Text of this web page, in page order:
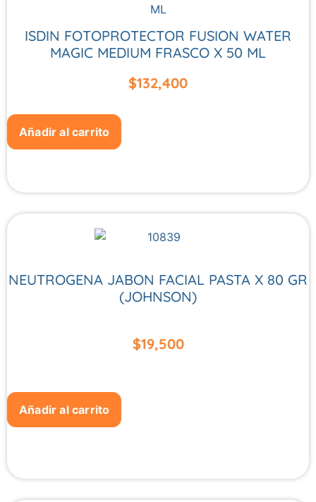
ISDIN FOTOPROTECTOR FUSION WATER
MAGIC MEDIUM FRASCO X 50 ML
$132,400
Añadir al carrito
NEUTROGENA JABON FACIAL PASTA X 80 GR
(JOHNSON)
$19,500
Añadir al carrito